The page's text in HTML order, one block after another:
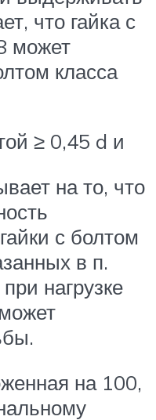
что гайка с
может
класса
≥ 0,45 d и
на то, что
с болтом
в п.
нагрузке
на 100,